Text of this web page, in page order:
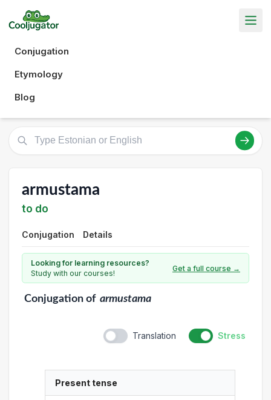
Conjugation
Etymology
Blog
armustama
to do
Conjugation Details
Looking for learning resources?
Study with our courses!
Get a full course →
Conjugationof armustama
Translation Stress
Present tense